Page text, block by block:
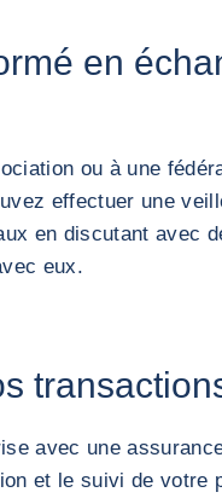
en
ou à une
effectuer une
en discutant avec
eux.
avec une
et le suivi de votre